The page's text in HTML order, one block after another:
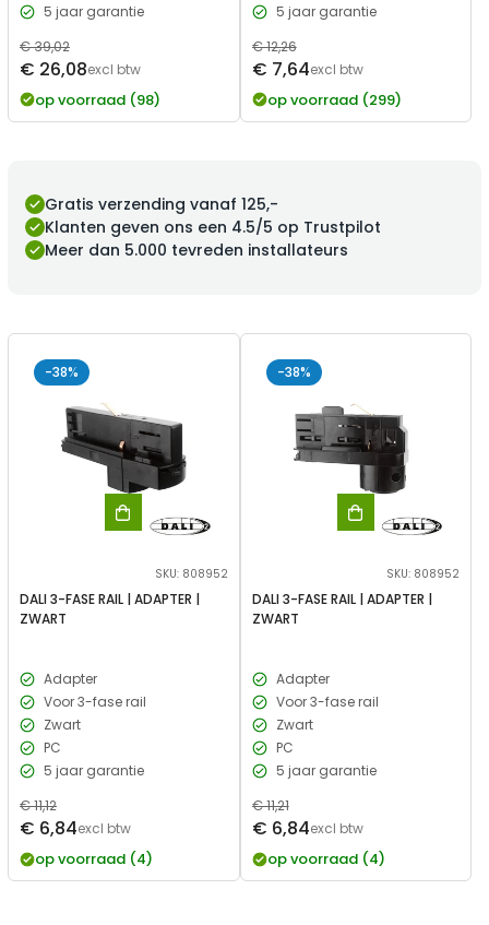
5 jaar garantie
Verkoopprijs
Normale
prijs
€ 39,02
€ 26,08excl btw
op voorraad (98)
5 jaar garantie
Verkoopprijs
Normale
prijs
€ 12,26
€ 7,64excl btw
op voorraad (299)
Gratis verzending vanaf 125,-
Klanten geven ons een 4.5/5 op Trustpilot
Meer dan 5.000 tevreden installateurs
-38%
SKU: 808952
DALI 3-FASE RAIL | ADAPTER |
ZWART
Adapter
Voor 3-fase rail
Zwart
PC
5 jaar garantie
Verkoopprijs
Normale
prijs
€ 11,12
€ 6,84excl btw
op voorraad (4)
-38%
SKU: 808952
DALI 3-FASE RAIL | ADAPTER |
ZWART
Adapter
Voor 3-fase rail
Zwart
PC
5 jaar garantie
Verkoopprijs
Normale
prijs
€ 11,21
€ 6,84excl btw
op voorraad (4)